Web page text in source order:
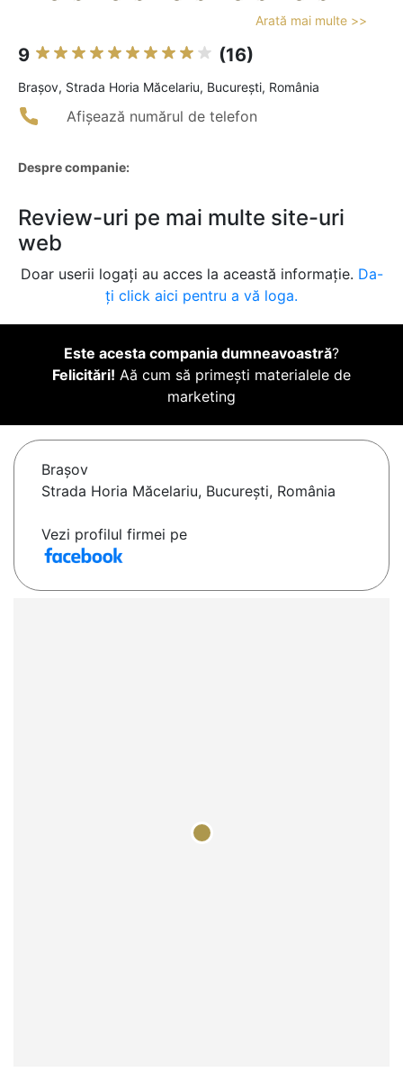
Arată mai multe >>
9 (16)
Braşov, Strada Horia Măcelariu, București, România
Afișează numărul de telefon
Despre companie:
Review-uri pe mai multe site-uri
web
Doar userii logați au acces la această informație. Da-
ți click aici pentru a vă loga.
Este acesta compania dumneavoastră?
Felicitări! Aă cum să primești materialele de
marketing
Braşov
Strada Horia Măcelariu, București, România
Vezi profilul firmei pe